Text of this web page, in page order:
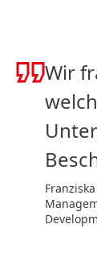
Wir